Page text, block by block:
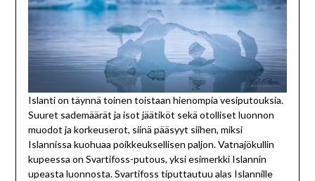
Islanti on täynnä toinen toistaan hienompia vesiputouksia.
Suuret sademäärät ja isot jäätiköt sekä otolliset luonnon
muodot ja korkeuserot, siinä pääsyyt siihen, miksi
Islannissa kuohuaa poikkeuksellisen paljon. Vatnajökullin
kupeessa on Svartifoss-putous, yksi esimerkki Islannin
upeasta luonnosta. Svartifoss tiputtautuu alas Islannille